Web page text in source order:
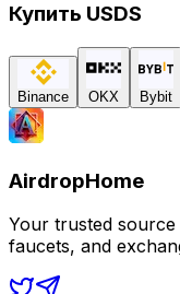
Купить USDS
Binance OKX Bybit
AirdropHome
Your trusted
faucets, and